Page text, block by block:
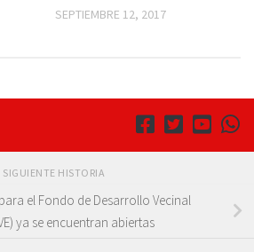
SEPTIEMBRE 12, 2017
SIGUIENTE HISTORIA
el Fondo de Desarrollo Vecinal
ya se encuentran abiertas